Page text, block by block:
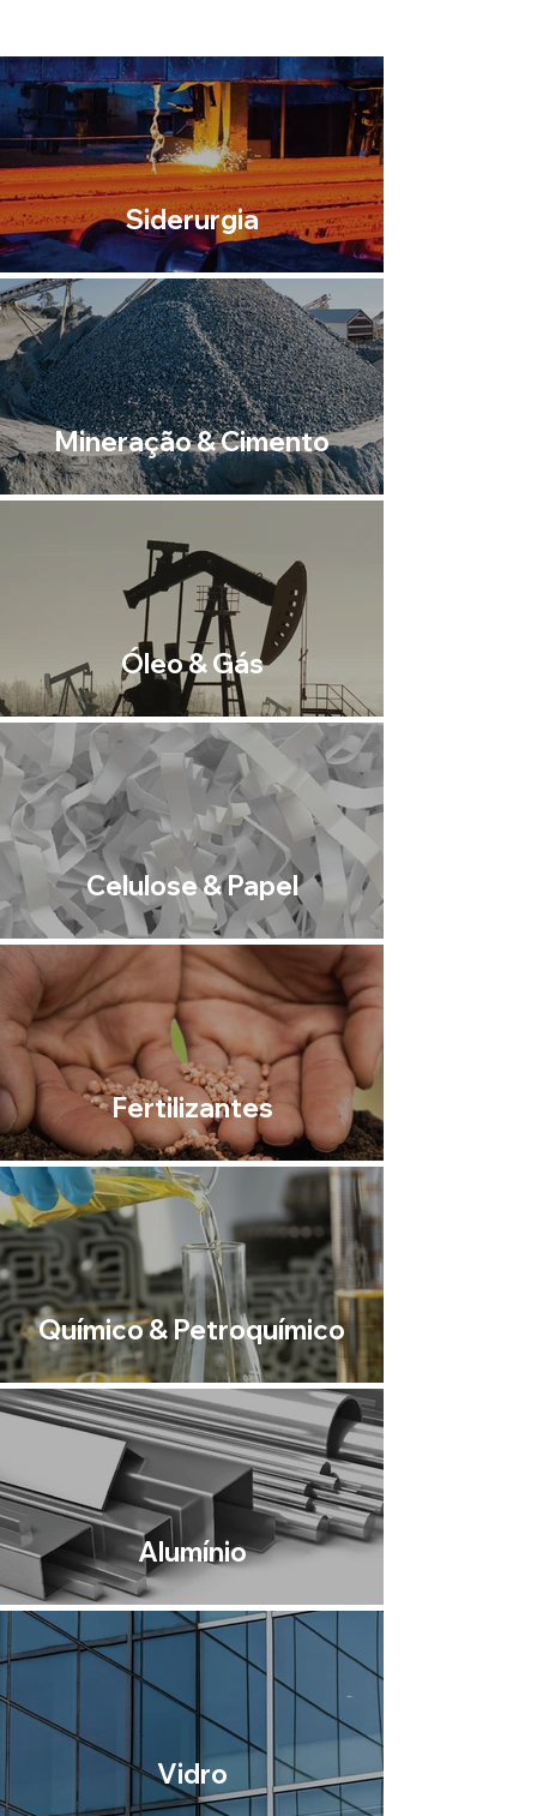
Siderurgia
Mineração & Cimento
Óleo & Gás
Celulose & Papel
Fertilizantes
Químico & Petroquímico
Alumínio
Vidro